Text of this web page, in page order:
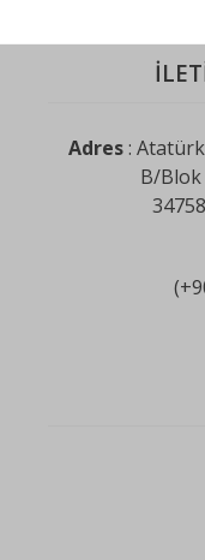
Adres: Atatürk
B/Blok